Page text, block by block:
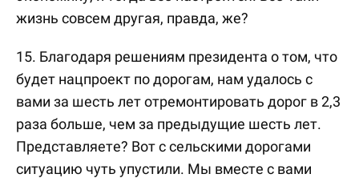
жизнь совсем другая, правда, же?
15. Благодаря решениям президента о том, что
будет нацпроект по дорогам, нам удалось с
вами за шесть лет отремонтировать дорог в 2,3
раза больше, чем за предыдущие шесть лет.
Представляете? Вот с сельскими дорогами
ситуацию чуть упустили. Мы вместе с вами